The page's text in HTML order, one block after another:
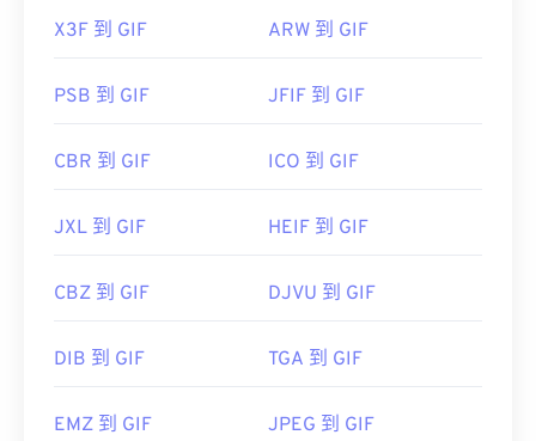
X3F 到 GIF ARW 到 GIF
PSB 到 GIF JFIF 到 GIF
CBR 到 GIF ICO 到 GIF
JXL 到 GIF HEIF 到 GIF
CBZ 到 GIF DJVU 到 GIF
DIB 到 GIF TGA 到 GIF
EMZ 到 GIF JPEG 到 GIF